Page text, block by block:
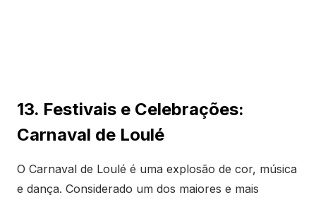
13. Festivais e Celebrações:
Carnaval de Loulé
O Carnaval de Loulé é uma explosão de cor, música
e dança. Considerado um dos maiores e mais